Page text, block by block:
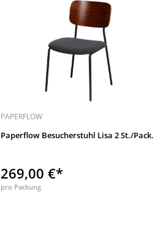
PAPERFLOW
Paperflow Besucherstuhl Lisa 2 St./Pack.
269,00 €*
pro Packung